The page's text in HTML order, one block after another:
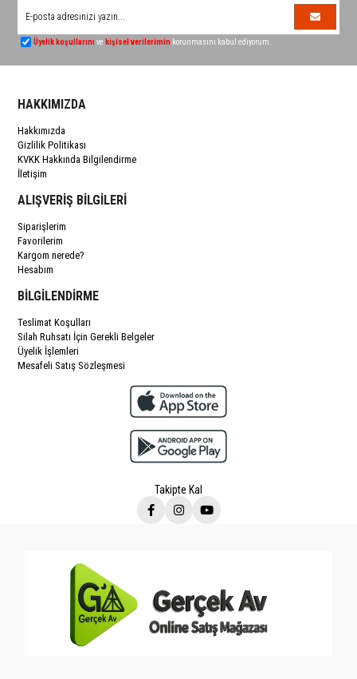
Üyelik koşullarını ve kişisel verilerimin korunmasını kabul ediyorum.
HAKKIMIZDA
Hakkımızda
Gizlilik Politikası
KVKK Hakkında Bilgilendirme
İletişim
ALIŞVERİŞ BİLGİLERİ
Siparişlerim
Favorilerim
Kargom nerede?
Hesabım
BİLGİLENDİRME
Teslimat Koşulları
Silah Ruhsatı İçin Gerekli Belgeler
Üyelik İşlemleri
Mesafeli Satış Sözleşmesi
Takipte Kal